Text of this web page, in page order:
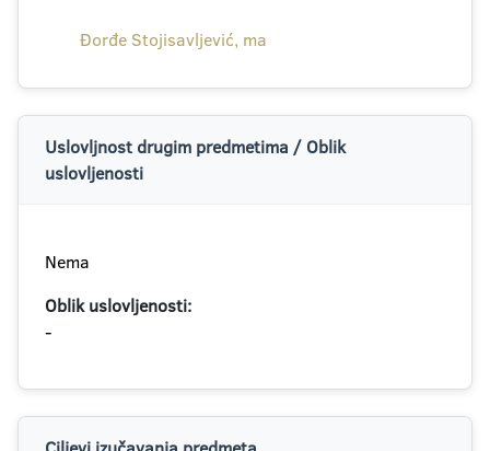
Đorđe Stojisavljević, ma
Uslovljnost drugim predmetima / Oblik
uslovljenosti
Nema
Oblik uslovljenosti:
-